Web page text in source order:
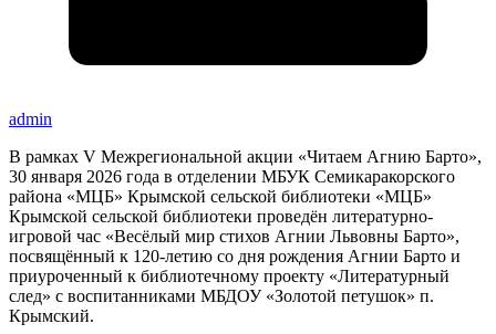
admin
В рамках V Межрегиональной акции «Читаем Агнию Барто»,
30 января 2026 года в отделении МБУК Семикаракорского
района «МЦБ» Крымской сельской библиотеки «МЦБ»
Крымской сельской библиотеки проведён литературно-
игровой час «Весёлый мир стихов Агнии Львовны Барто»,
посвящённый к 120-летию со дня рождения Агнии Барто и
приуроченный к библиотечному проекту «Литературный
след» с воспитанниками МБДОУ «Золотой петушок» п.
Крымский.